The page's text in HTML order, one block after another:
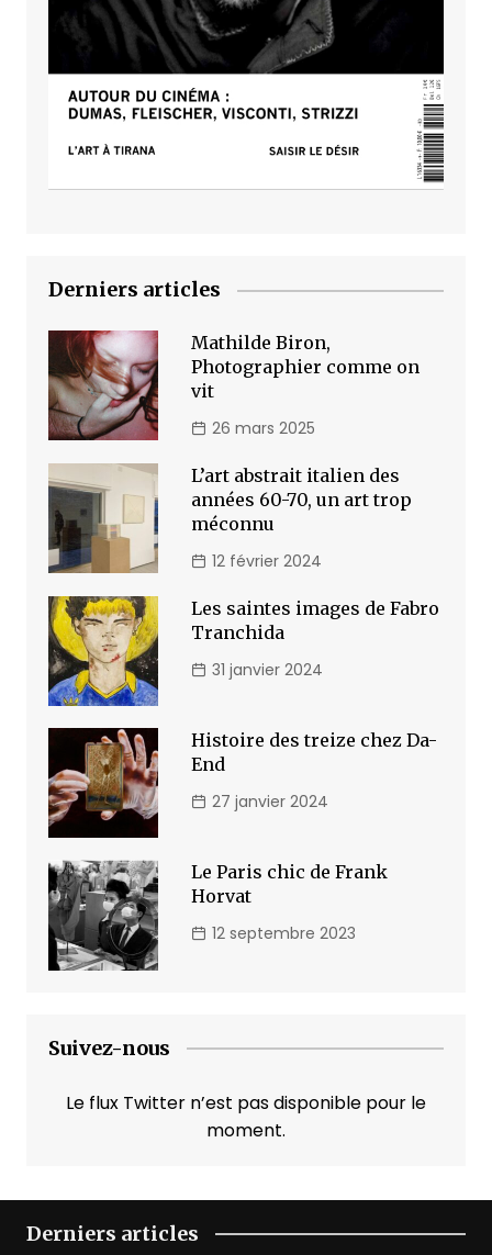
Derniers articles
Mathilde Biron,
Photographier comme on
vit
26 mars 2025
L’art abstrait italien des
années 60-70, un art trop
méconnu
12 février 2024
Les saintes images de Fabro
Tranchida
31 janvier 2024
Histoire des treize chez Da-
End
27 janvier 2024
Le Paris chic de Frank
Horvat
12 septembre 2023
Suivez-nous
Le flux Twitter n’est pas disponible pour le
moment.
Derniers articles